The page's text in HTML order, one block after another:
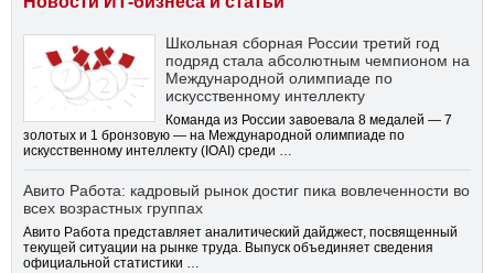
Школьная сборная России третий год
подряд стала абсолютным чемпионом на
Международной олимпиаде по
искусственному интеллекту
Команда из России завоевала 8 медалей — 7
золотых и 1 бронзовую — на Международной олимпиаде по
искусственному интеллекту (IOAI) среди …
Авито Работа: кадровый рынок достиг пика вовлеченности во
всех возрастных группах
Авито Работа представляет аналитический дайджест, посвященный
текущей ситуации на рынке труда. Выпуск объединяет сведения
официальной статистики …